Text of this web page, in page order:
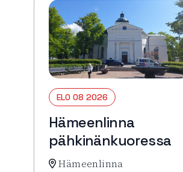
ELO 08 2026
Hämeenlinna
pähkinänkuoressa
Hämeenlinna